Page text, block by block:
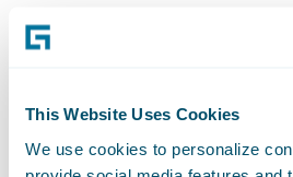
This Website Uses Cookies
We use cookies to personalize
Parallel zu dieser
deutschen Verbraucher die
Klimaschutz zu
Befragten aus